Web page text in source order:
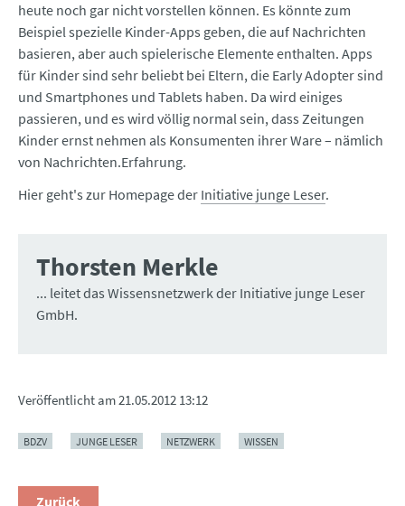
heute noch gar nicht vorstellen können. Es könnte zum
Beispiel spezielle Kinder-Apps geben, die auf Nachrichten
basieren, aber auch spielerische Elemente enthalten. Apps
für Kinder sind sehr beliebt bei Eltern, die Early Adopter sind
und Smartphones und Tablets haben. Da wird einiges
passieren, und es wird völlig normal sein, dass Zeitungen
Kinder ernst nehmen als Konsumenten ihrer Ware – nämlich
von Nachrichten.Erfahrung.
Hier geht's zur Homepage der Initiative junge Leser.
Thorsten Merkle
... leitet das Wissensnetzwerk der Initiative junge Leser
GmbH.
Veröffentlicht am21.05.2012 13:12
BDZV JUNGE LESER NETZWERK WISSEN
Zurück